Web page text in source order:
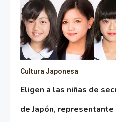
Cultura Japonesa
Eligen a las niñas de
de Japón,